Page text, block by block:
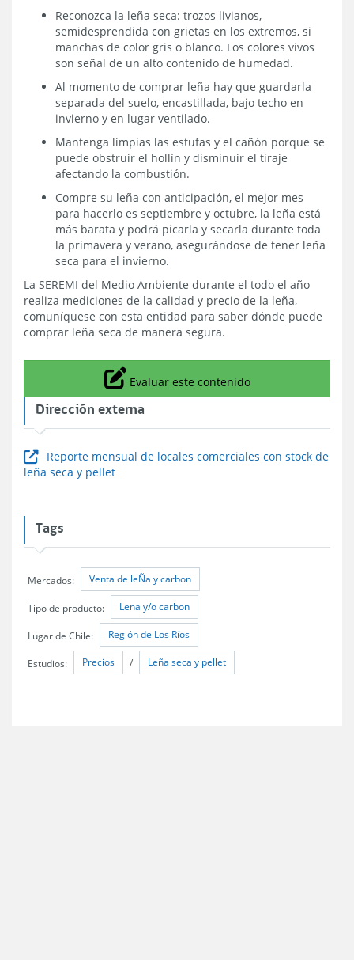
Reconozca la leña seca: trozos livianos,
semidesprendida con grietas en los extremos, si
manchas de color gris o blanco. Los colores vivos
son señal de un alto contenido de humedad.
Al momento de comprar leña hay que guardarla
separada del suelo, encastillada, bajo techo en
invierno y en lugar ventilado.
Mantenga limpias las estufas y el cañón porque se
puede obstruir el hollín y disminuir el tiraje
afectando la combustión.
Compre su leña con anticipación, el mejor mes
para hacerlo es septiembre y octubre, la leña está
más barata y podrá picarla y secarla durante toda
la primavera y verano, asegurándose de tener leña
seca para el invierno.
La SEREMI del Medio Ambiente durante el todo el año
realiza mediciones de la calidad y precio de la leña,
comuníquese con esta entidad para saber dónde puede
comprar leña seca de manera segura.
Icono
Evaluar este contenido
Dirección externa
Reporte mensual de locales comerciales con stock de
leña seca y pellet
Tags
Mercados: Venta de leÑa y carbon
Tipo de producto: Lena y/o carbon
Lugar de Chile: Región de Los Ríos
Estudios: Precios / Leña seca y pellet